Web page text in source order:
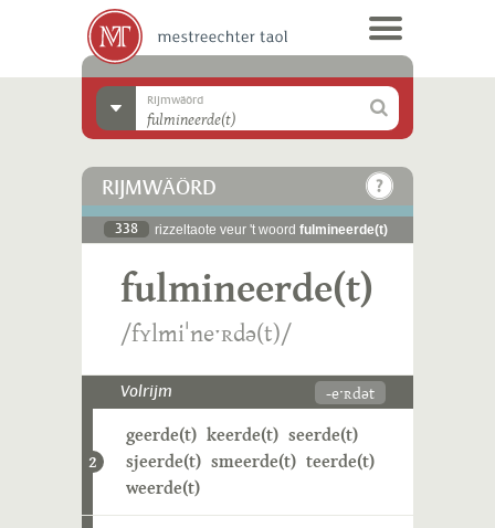
Rijmwäörd
RIJMWÄÖRD
338 rizzeltaote veur 't woord fulmineerde(t)
fulmineerde(t)
/fʏlmiˈneˑʀdə(t)/
Volrijm -eˑʀdət
2
geerde(t) keerde(t) seerde(t)
sjeerde(t) smeerde(t) teerde(t)
weerde(t)